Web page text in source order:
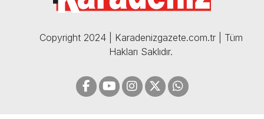
Copyright 2024 | Karadenizgazete.com.tr | Tüm
Hakları Saklıdır.